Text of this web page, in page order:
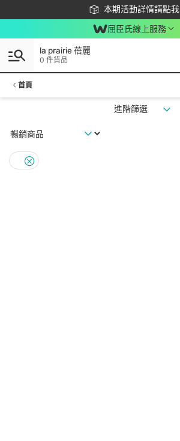
本期活動詳情請點我
下載app最高回饋$350
屈臣氏線上服務
la prairie 蓓麗
0 件貨品
首頁
進階篩選